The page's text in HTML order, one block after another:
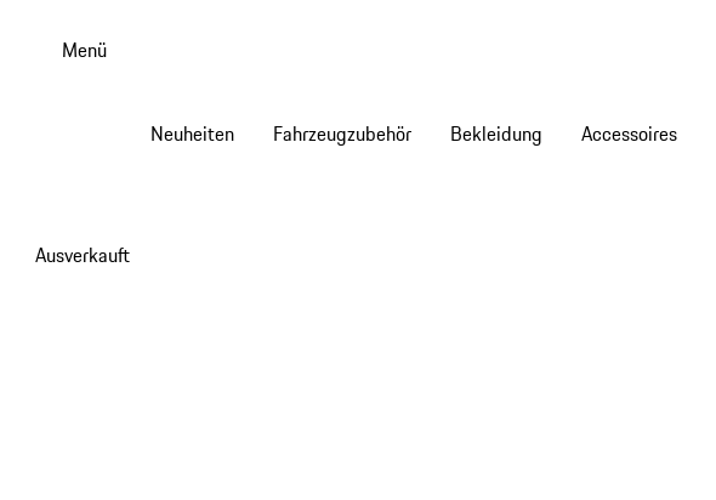
Hauptinhalt
Menü
Neuheiten Fahrzeugzubehör Bekleidung Accessoires
Ausverkauft